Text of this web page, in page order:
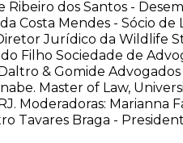
Ribeiro dos Santos -
Costa Mendes - Sócio
Jurídico da Wildlife
Filho Sociedade de
& Gomide
Master of Law,
Moderadoras: Marianna
Tavares Braga -